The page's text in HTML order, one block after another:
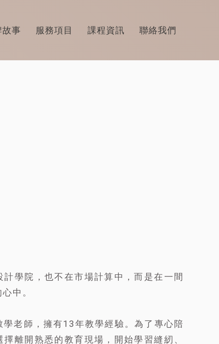
故事 服務項目 課程資訊 聯絡我們
計學院，也不在市場計算中，而是在一間
中。
學老師，擁有13年教學經驗。為了專心陪
離開熟悉的教育現場，開始學習縫紉、